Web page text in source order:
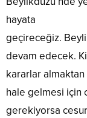
hayata
geçireceğiz.
devam edecek.
kararlar
hale gelmesi için
gerekiyorsa